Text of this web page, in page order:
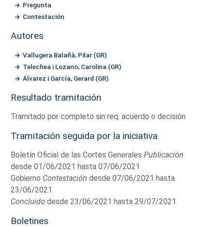
Pregunta
Contestación
Autores
Vallugera Balañà, Pilar (GR)
Telechea i Lozano, Carolina (GR)
Álvarez i García, Gerard (GR)
Resultado tramitación
Tramitado por completo sin req. acuerdo o decisión
Tramitación seguida por la iniciativa
Boletín Oficial de las Cortes GeneralesPublicación
desde 01/06/2021 hasta 07/06/2021
Gobierno Contestación desde 07/06/2021 hasta
23/06/2021
Concluido desde 23/06/2021 hasta 29/07/2021
Boletines